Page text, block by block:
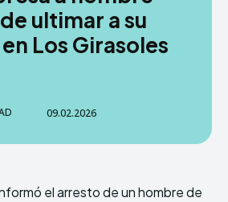
Theme.
Theme.
ultimar a su
Los Girasoles
09.02.2026
el arresto de un hombre de